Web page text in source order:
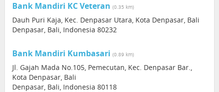
Bank Mandiri KC Veteran (0.35 km)
Dauh Puri Kaja, Kec. Denpasar Utara, Kota Denpasar, Bali
Denpasar, Bali, Indonesia 80232
Bank Mandiri Kumbasari (0.89 km)
Jl. Gajah Mada No.105, Pemecutan, Kec. Denpasar Bar.,
Kota Denpasar, Bali
Denpasar, Bali, Indonesia 80118